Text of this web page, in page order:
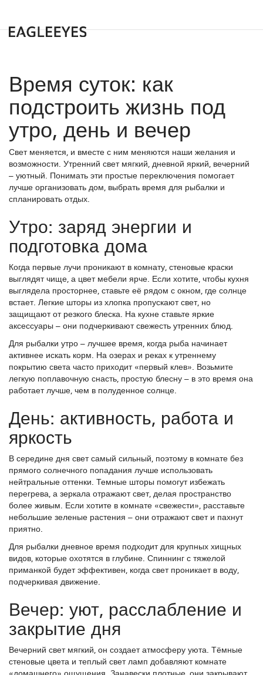
Время суток: как
подстроить жизнь под
утро, день и вечер
Свет меняется, и вместе с ним меняются наши желания и
возможности. Утренний свет мягкий, дневной яркий, вечерний
– уютный. Понимать эти простые переключения помогает
лучше организовать дом, выбрать время для рыбалки и
спланировать отдых.
Утро: заряд энергии и
подготовка дома
Когда первые лучи проникают в комнату, стеновые краски
выглядят чище, а цвет мебели ярче. Если хотите, чтобы кухня
выглядела просторнее, ставьте её рядом с окном, где солнце
встает. Легкие шторы из хлопка пропускают свет, но
защищают от резкого блеска. На кухне ставьте яркие
аксессуары – они подчеркивают свежесть утренних блюд.
Для рыбалки утро – лучшее время, когда рыба начинает
активнее искать корм. На озерах и реках к утреннему
покрытию света часто приходит «первый клев». Возьмите
легкую поплавочную снасть, простую блесну – в это время она
работает лучше, чем в полуденное солнце.
День: активность, работа и
яркость
В середине дня свет самый сильный, поэтому в комнате без
прямого солнечного попадания лучше использовать
нейтральные оттенки. Темные шторы помогут избежать
перегрева, а зеркала отражают свет, делая пространство
более живым. Если хотите в комнате «свежести», расставьте
небольшие зеленые растения – они отражают свет и пахнут
приятно.
Для рыбалки дневное время подходит для крупных хищных
видов, которые охотятся в глубине. Спиннинг с тяжелой
приманкой будет эффективен, когда свет проникает в воду,
подчеркивая движение.
Вечер: уют, расслабление и
закрытие дня
Вечерний свет мягкий, он создает атмосферу уюта. Тёмные
стеновые цвета и теплый свет ламп добавляют комнате
«домашнего» ощущения. Занавески плотные, они закрывают